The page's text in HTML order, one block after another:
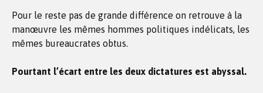
Pour le reste pas de grande différence on retrouve à la
manœuvre les mêmes hommes politiques indélicats, les
mêmes bureaucrates obtus.
Pourtant l’écart entre les deux dictatures est abyssal.